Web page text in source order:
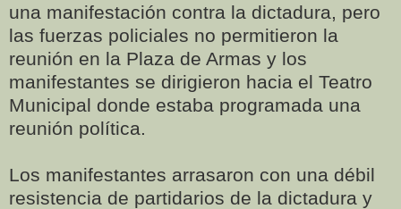
una manifestación contra la dictadura, pero
las fuerzas policiales no permitieron la
reunión en la Plaza de Armas y los
manifestantes se dirigieron hacia el Teatro
Municipal donde estaba programada una
reunión política.
Los manifestantes arrasaron con una débil
resistencia de partidarios de la dictadura y